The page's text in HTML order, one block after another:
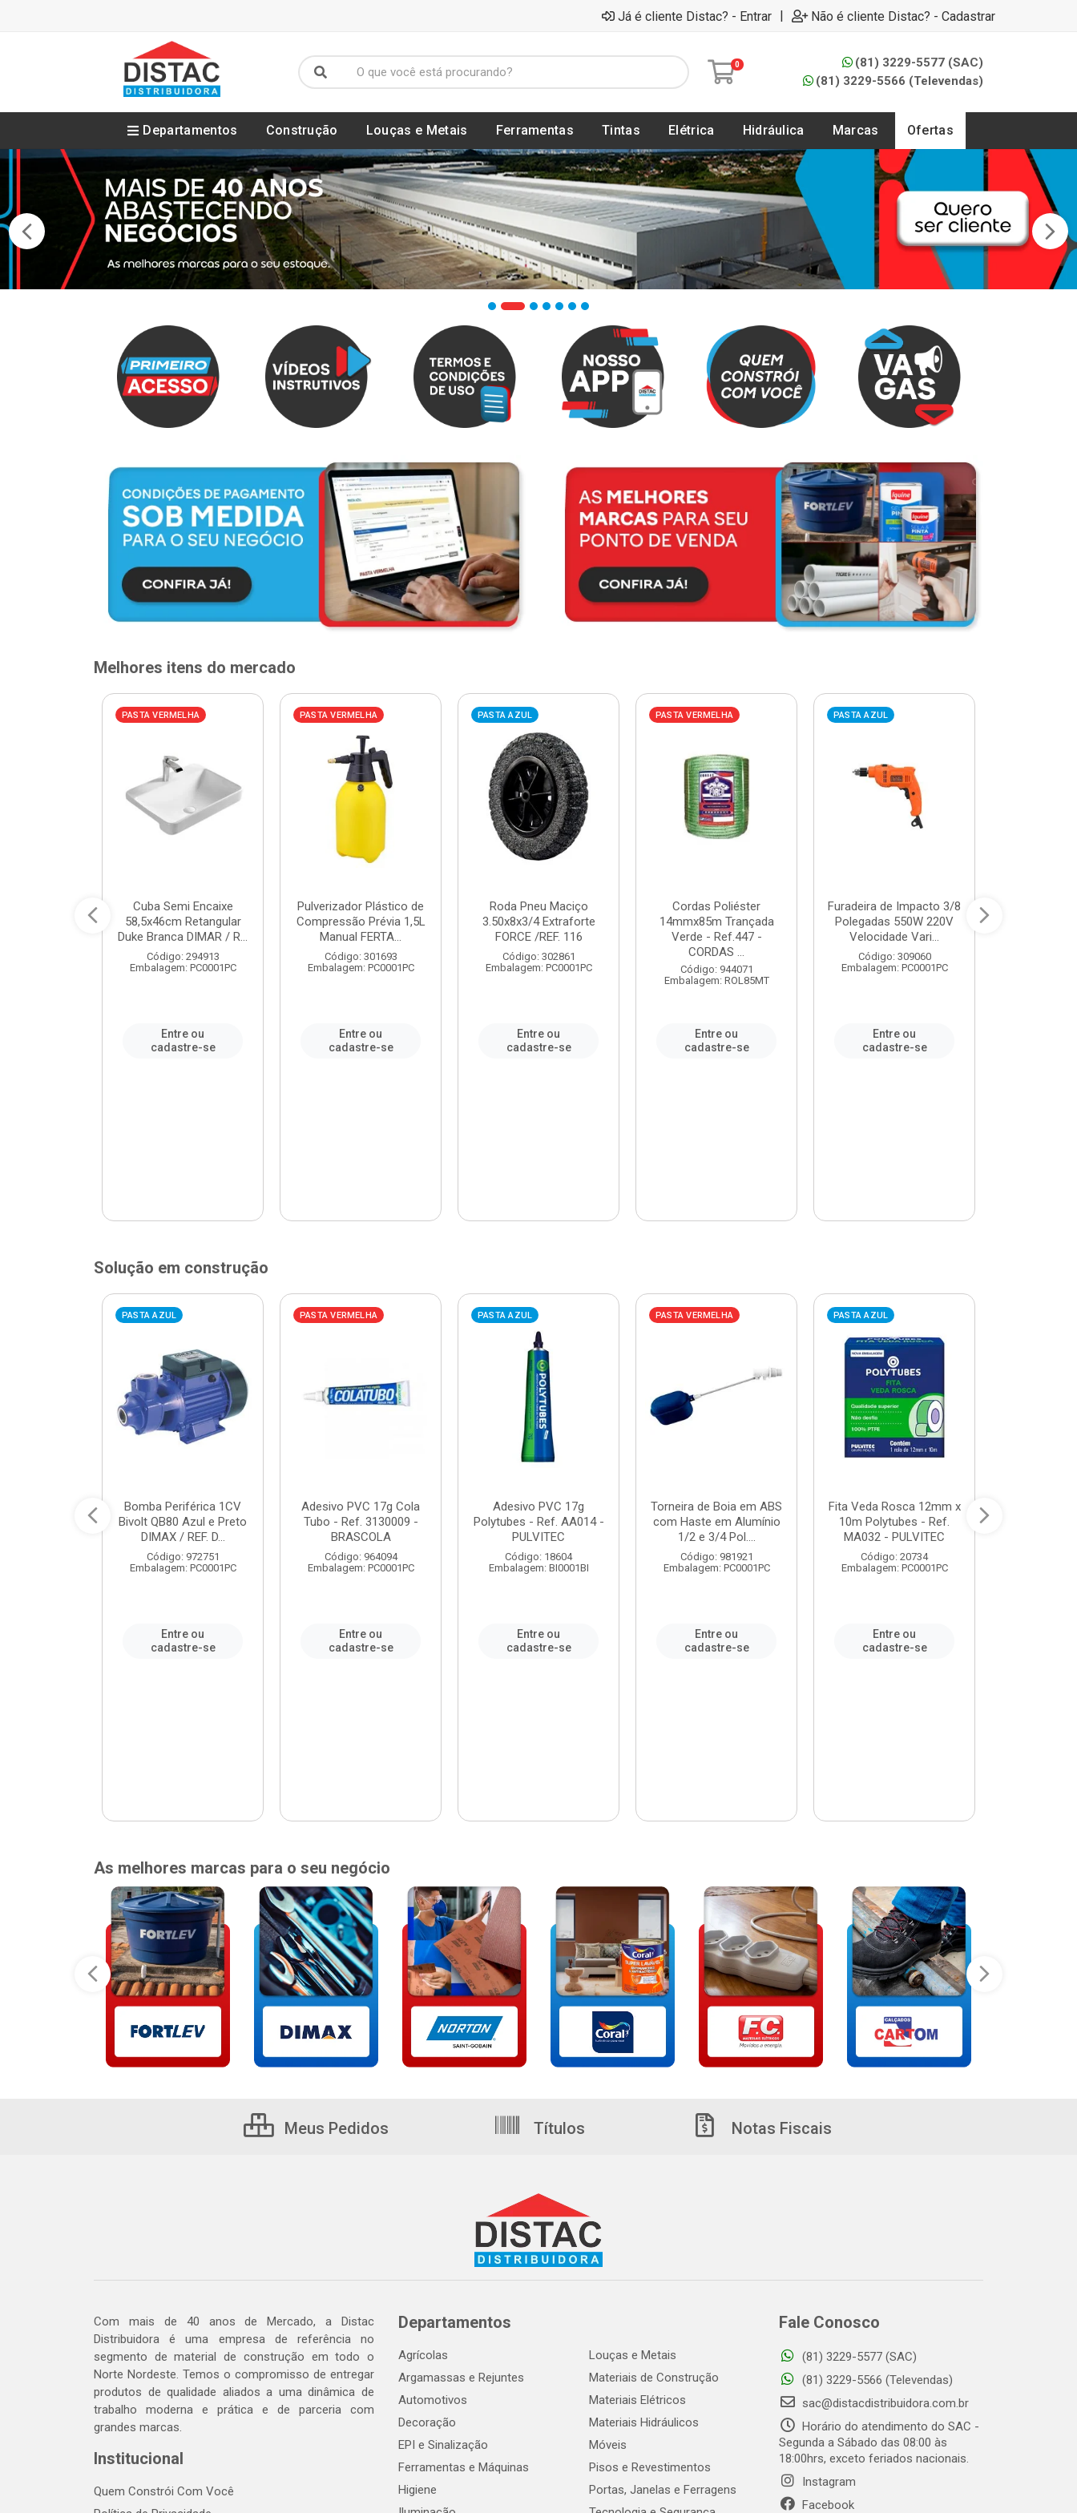
Já é cliente Distac? - Entrar | Não é cliente Distac? - Cadastrar
0
(81) 3229-5577 (SAC)
(81) 3229-5566 (Televendas)
Departamentos Construção Louças e Metais Ferramentas Tintas Elétrica Hidráulica Marcas Ofertas
Melhores itens do mercado
PASTA VERMELHA
Cuba Semi Encaixe
58,5x46cm Retangular
Duke Branca DIMAR / R...
Código: 294913
Embalagem: PC0001PC
Entre ou
cadastre-se
PASTA VERMELHA
Pulverizador Plástico de
Compressão Prévia 1,5L
Manual FERTA...
Código: 301693
Embalagem: PC0001PC
Entre ou
cadastre-se
PASTA AZUL
Roda Pneu Maciço
3.50x8x3/4 Extraforte
FORCE /REF. 116
Código: 302861
Embalagem: PC0001PC
Entre ou
cadastre-se
PASTA VERMELHA
Cordas Poliéster
14mmx85m Trançada
Verde - Ref.447 -
CORDAS ...
Código: 944071
Embalagem: ROL85MT
Entre ou
cadastre-se
PASTA AZUL
Furadeira de Impacto 3/8
Polegadas 550W 220V
Velocidade Vari...
Código: 309060
Embalagem: PC0001PC
Entre ou
cadastre-se
Solução em construção
PASTA AZUL
Bomba Periférica 1CV
Bivolt QB80 Azul e Preto
DIMAX / REF. D...
Código: 972751
Embalagem: PC0001PC
Entre ou
cadastre-se
PASTA VERMELHA
Adesivo PVC 17g Cola
Tubo - Ref. 3130009 -
BRASCOLA
Código: 964094
Embalagem: PC0001PC
Entre ou
cadastre-se
PASTA AZUL
Adesivo PVC 17g
Polytubes - Ref. AA014 -
PULVITEC
Código: 18604
Embalagem: BI0001BI
Entre ou
cadastre-se
PASTA VERMELHA
Torneira de Boia em ABS
com Haste em Alumínio
1/2 e 3/4 Pol....
Código: 981921
Embalagem: PC0001PC
Entre ou
cadastre-se
PASTA AZUL
Fita Veda Rosca 12mm x
10m Polytubes - Ref.
MA032 - PULVITEC
Código: 20734
Embalagem: PC0001PC
Entre ou
cadastre-se
As melhores marcas para o seu negócio
Meus Pedidos Títulos Notas Fiscais
Com mais de 40 anos de Mercado, a Distac
Distribuidora é uma empresa de referência no
segmento de material de construção em todo o
Norte Nordeste. Temos o compromisso de entregar
produtos de qualidade aliados a uma dinâmica de
trabalho moderna e prática e de parceria com
grandes marcas.
Institucional
Quem Constrói Com Você
Departamentos
Agrícolas
Argamassas e Rejuntes
Automotivos
Decoração
EPI e Sinalização
Ferramentas e Máquinas
Higiene
Louças e Metais
Materiais de Construção
Materiais Elétricos
Materiais Hidráulicos
Móveis
Pisos e Revestimentos
Portas, Janelas e Ferragens
Fale Conosco
(81) 3229-5577 (SAC)
(81) 3229-5566 (Televendas)
sac@distacdistribuidora.com.br
Horário do atendimento do SAC -
Segunda a Sábado das 08:00 às
18:00hrs, exceto feriados nacionais.
Instagram
Facebook